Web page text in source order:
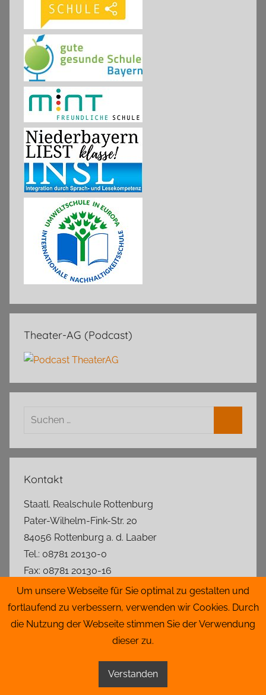
Theater-AG (Podcast)
Suchen
Kontakt
Staatl. Realschule Rottenburg
Pater-Wilhelm-Fink-Str. 20
84056 Rottenburg a. d. Laaber
Tel.: 08781 20130-0
Fax: 08781 20130-16
rs.rottenburg@t-online.de
Lageplan
Um unsere Webseite für Sie optimal zu gestalten und
fortlaufend zu verbessern, verwenden wir Cookies. Durch
die Nutzung der Webseite stimmen Sie der Verwendung
dieser zu.
Verstanden